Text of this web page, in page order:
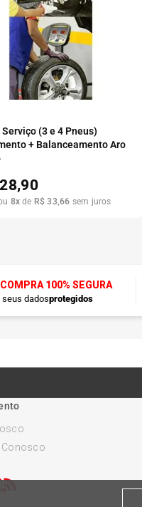
(3 e 4 Pneus)
+ Balanceamento Aro
8x de R$ 33,66 sem juros
COMPRA 100% SEGURA
seus dadosprotegidos
Conosco